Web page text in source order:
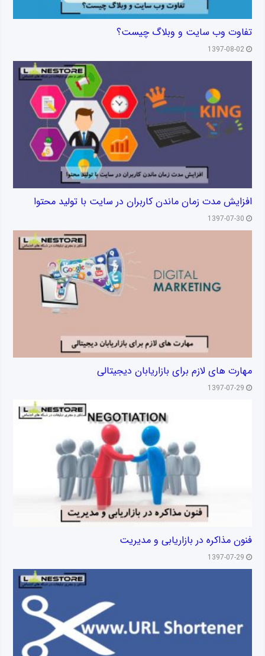
تفاوت وب سایت و وبلاگ چیست؟
1397-08-02
افزایش مدت زمان ماندن کاربران در سایت با تولید محتوا
1397-07-30
مهارت های لازم برای بازاریابان دیجیتالی
1397-07-29
فنون مذاکره در بازاریابی و مدیریت
1397-07-29